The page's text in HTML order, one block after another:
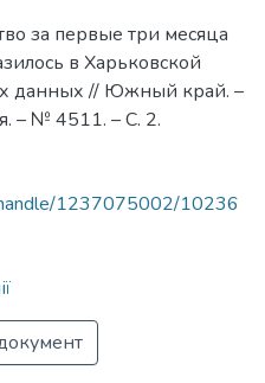
за первые три месяца
в Харьковской
данных // Южный край. –
– № 4511. – С. 2.
handle/1237075002/10236